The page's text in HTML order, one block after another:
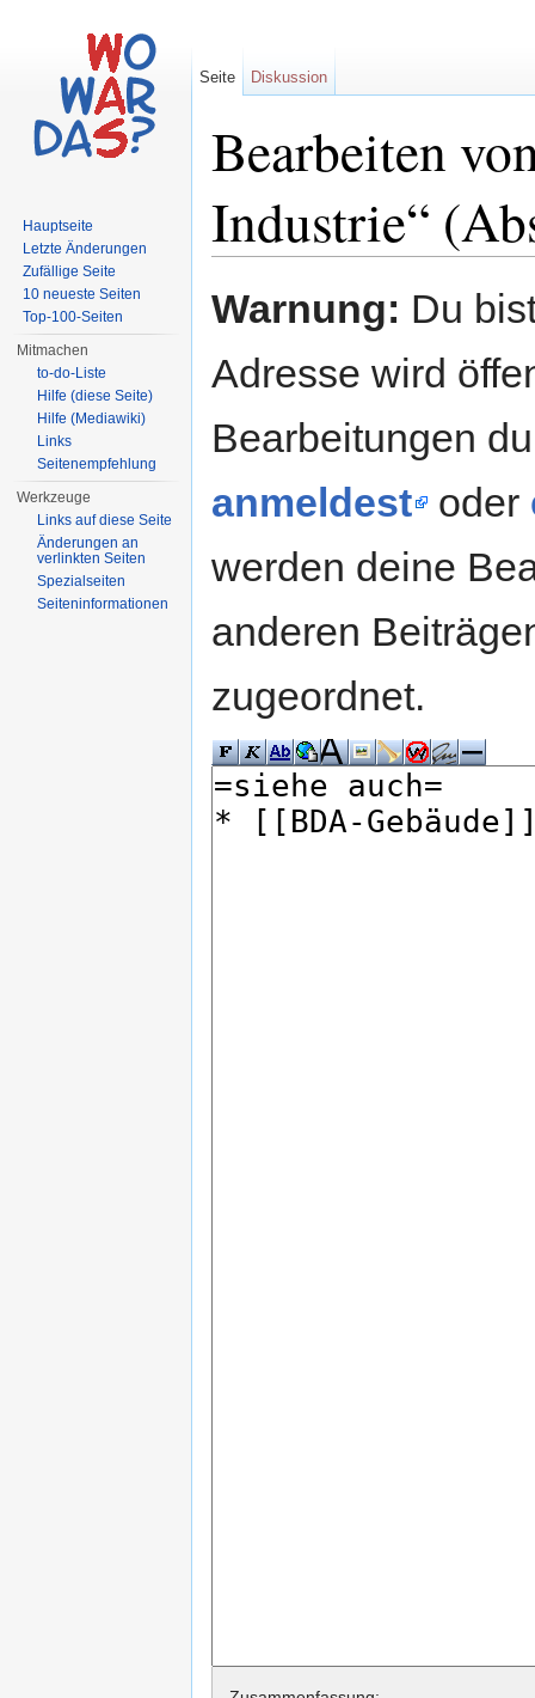
Bearbeiten
Industrie“
Warnung: Du
Adresse wird
Bearbeitungen
anmeldest
oder
werden deine
anderen
zugeordnet.
Seite Diskussion
Hauptseite
Letzte Änderungen
Zufällige Seite
10 neueste Seiten
Top-100-Seiten
Mitmachen
to-do-Liste
Hilfe (diese Seite)
Hilfe (Mediawiki)
Links
Seitenempfehlung
Werkzeuge
Links auf diese Seite
Änderungen an
verlinkten Seiten
Spezialseiten
Seiteninformationen